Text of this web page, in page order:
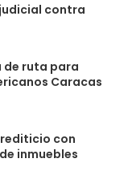
contra
de ruta para
Caracas
con
inmuebles